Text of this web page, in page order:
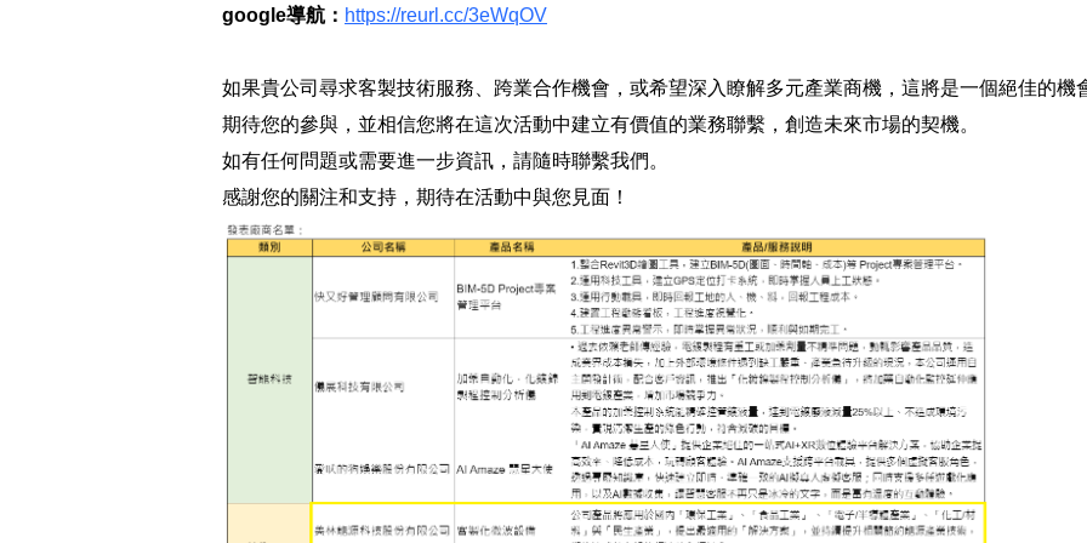
google導航： https://reurl.cc/3eWqOV
如果貴公司尋求客製技術服務、跨業合作機會，或希望深入瞭解多元產業商機，這將是一個絕佳的機
期待您的參與，並相信您將在這次活動中建立有價值的業務聯繫，創造未來市場的契機。
如有任何問題或需要進一步資訊，請隨時聯繫我們。
感謝您的關注和支持，期待在活動中與您見面！